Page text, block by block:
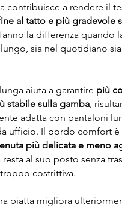
contribuisce a rendere il
al tatto e più gradevole
la differenza quando
sia nel quotidiano
aiuta a garantire più
stabile sulla gamba,
adatta con pantaloni
ufficio. Il bordo comfort è
più delicata e meno
resta al suo posto senza
costrittiva.
piatta migliora